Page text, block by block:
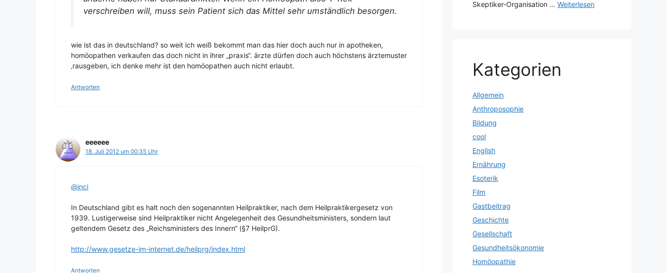
verschreiben will, muss sein Patient sich das Mittel sehr umständlich besorgen.
wie ist das in deutschland? so weit ich weiß bekommt man das hier doch auch nur in apotheken,
homöopathen verkaufen das doch nicht in ihrer „praxis“. ärzte dürfen doch auch höchstens ärztemuster
‚rausgeben, ich denke mehr ist den homöopathen auch nicht erlaubt.
Antworten
eeeeee
18. Juli 2012 um 00:35 Uhr
@inci
In Deutschland gibt es halt noch den sogenannten Heilpraktiker, nach dem Heilpraktikergesetz von
1939. Lustigerweise sind Heilpraktiker nicht Angelegenheit des Gesundheitsministers, sondern laut
geltendem Gesetz des „Reichsministers des Innern“ (§7 HeilprG).
http://www.gesetze-im-internet.de/heilprg/index.html
Antworten
Skeptiker-Organisation ... Weiterlesen
Kategorien
Allgemein
Anthroposophie
Bildung
cool
English
Ernährung
Esoterik
Film
Gastbeitrag
Geschichte
Gesellschaft
Gesundheitsökonomie
Homöopathie